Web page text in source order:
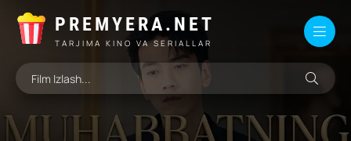
PREMYERA.NET
TARJIMA KINO VA SERIALLAR